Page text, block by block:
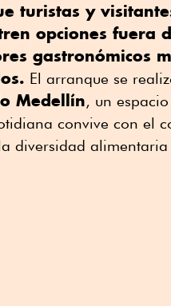
turistas y
opciones fuera
gastronómicos
El arranque se
Medellín, un
convive con el
diversidad